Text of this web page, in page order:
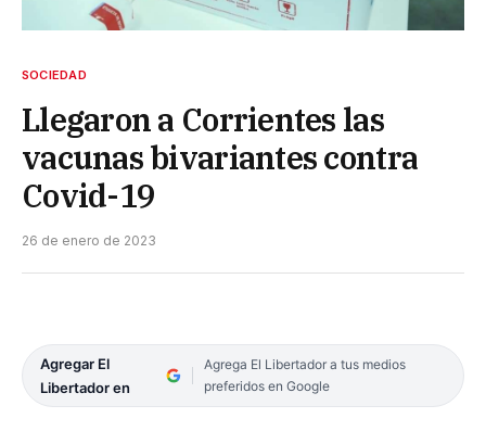
SOCIEDAD
Llegaron a Corrientes las
vacunas bivariantes contra
Covid-19
26 de enero de 2023
Agregar El
Libertador en
Agrega El Libertador a tus medios
preferidos en Google